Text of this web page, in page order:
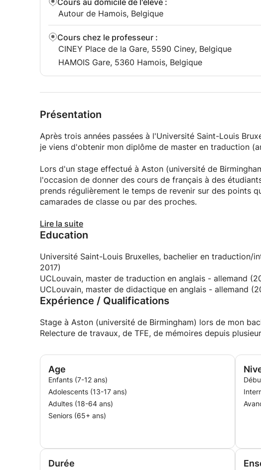
Cours au domicile de l'élève :
Autour de Hamois, Belgique
Cours chez le professeur :
CINEY Place de la Gare, 5590 Ciney, Belgique
HAMOIS Gare, 5360 Hamois, Belgique
Présentation
Après trois années passées à l'Université Saint-Louis
je viens d'obtenir mon diplôme de master en traduction
Lors d'un stage effectué à Aston (université de
l'occasion de donner des cours de français à des
prends régulièrement le temps de revenir sur des points
camarades de classe ou par des proches.
Je dispose aussi de pas mal d'expérience dans la
bien des travaux ou des TFE que des mémoires).
Ces expériences m'ont fait découvrir que j'aimais
Lire la suite
Education
Université Saint-Louis Bruxelles, bachelier en traduction/
2017)
UCLouvain, master de traduction en anglais - allemand
UCLouvain, master de didactique en anglais - allemand
Expérience / Qualifications
Stage à Aston (université de Birmingham) lors de mon
Relecture de travaux, de TFE, de mémoires depuis
Age
Enfants (7-12 ans)
Adolescents (13-17 ans)
Adultes (18-64 ans)
Seniors (65+ ans)
Durée